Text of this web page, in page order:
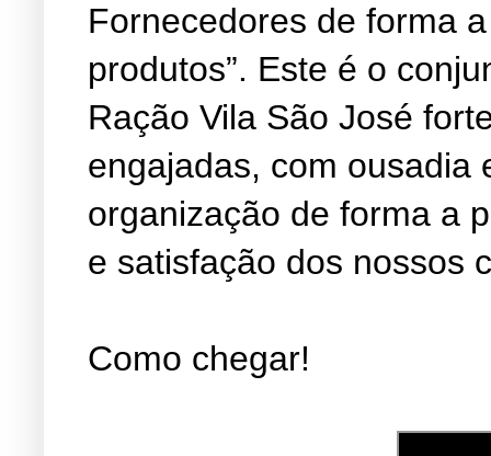
Fornecedores de forma
produtos”. Este é o
Ração Vila São José
engajadas, com ousadia
organização de forma a
e satisfação dos nossos
Como chegar!